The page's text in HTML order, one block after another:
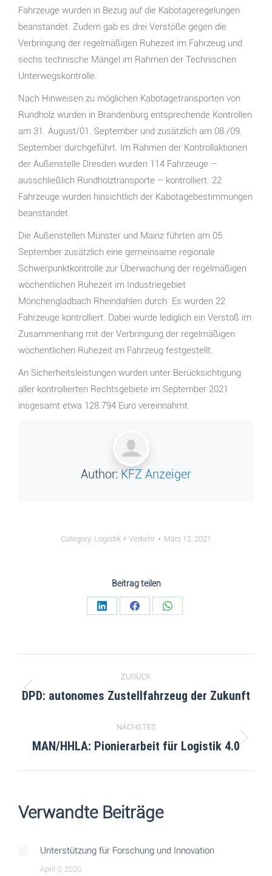
Fahrzeuge wurden in Bezug auf die Kabotageregelungen
beanstandet. Zudem gab es drei Verstöße gegen die
Verbringung der regelmäßigen Ruhezeit im Fahrzeug und
sechs technische Mängel im Rahmen der Technischen
Unterwegskontrolle.
Nach Hinweisen zu möglichen Kabotagetransporten von
Rundholz wurden in Brandenburg entsprechende Kontrollen
am 31. August/01. September und zusätzlich am 08./09.
September durchgeführt. Im Rahmen der Kontrollaktionen
der Außenstelle Dresden wurden 114 Fahrzeuge –
ausschließlich Rundholztransporte – kontrolliert. 22
Fahrzeuge wurden hinsichtlich der Kabotagebestimmungen
beanstandet.
Die Außenstellen Münster und Mainz führten am 05.
September zusätzlich eine gemeinsame regionale
Schwerpunktkontrolle zur Überwachung der regelmäßigen
wöchentlichen Ruhezeit im Industriegebiet
Mönchengladbach Rheindahlen durch. Es wurden 22
Fahrzeuge kontrolliert. Dabei wurde lediglich ein Verstoß im
Zusammenhang mit der Verbringung der regelmäßigen
wöchentlichen Ruhezeit im Fahrzeug festgestellt.
An Sicherheitsleistungen wurden unter Berücksichtigung
aller kontrollierten Rechtsgebiete im September 2021
insgesamt etwa 128.794 Euro vereinnahmt.
Author: KFZ Anzeiger
Category: Logistik + Verkehr März 12, 2021
Beitrag teilen
ZURÜCK
DPD: autonomes Zustellfahrzeug der Zukunft
NÄCHSTES
MAN/HHLA: Pionierarbeit für Logistik 4.0
Verwandte Beiträge
Unterstützung für Forschung und Innovation
April 9, 2026